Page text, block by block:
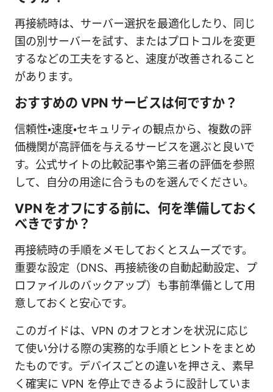
再接続時は、サーバー選択を最適化したり、同じ
国の別サーバーを試す、またはプロトコルを変更
するなどの工夫をすると、速度が改善されること
があります。
おすすめの VPN サービスは何ですか？
信頼性・速度・セキュリティの観点から、複数の評
価機関が高評価を与えるサービスを選ぶと良いで
す。公式サイトの比較記事や第三者の評価を参照
して、自分の用途に合うものを選んでください。
VPN をオフにする前に、何を準備しておく
べきですか？
再接続時の手順をメモしておくとスムーズです。
重要な設定（DNS、再接続後の自動起動設定、プ
ロファイルのバックアップ）も事前準備として用
意しておくと安心です。
このガイドは、VPN のオフとオンを状況に応じ
て使い分ける際の実務的な手順とヒントをまとめ
たものです。デバイスごとの違いを押さえ、素早
く確実に VPN を停止できるように設計していま